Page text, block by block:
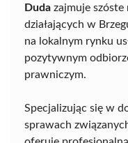
Duda zajmuje
działających w
na lokalnym rynku
pozytywnym
prawniczym.
Specjalizując się w
sprawach